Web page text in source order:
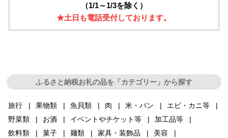
（1/1～1/3を除く）
★土日も電話受付しております。
ふるさと納税お礼の品を「カテゴリー」から探す
旅行 果物類 魚貝類 肉 米・パン
エビ・カニ等
野菜類
お酒 イベントやチケット等
加工品等
飲料類
菓子 麺類 家具・装飾品
美容